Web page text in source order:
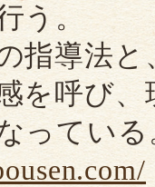
う。
指導法
を呼び
っている